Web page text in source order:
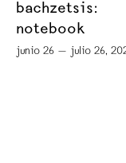
bachzetsis:
notebook
junio 26 — julio 26,